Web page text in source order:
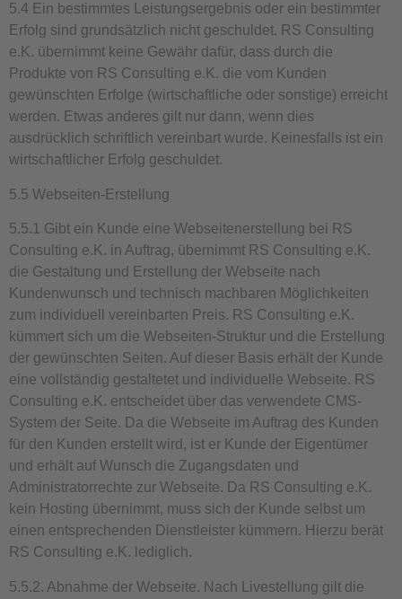
5.4 Ein bestimmtes Leistungsergebnis oder ein bestimmter
Erfolg sind grundsätzlich nicht geschuldet. RS Consulting
e.K. übernimmt keine Gewähr dafür, dass durch die
Produkte von RS Consulting e.K. die vom Kunden
gewünschten Erfolge (wirtschaftliche oder sonstige) erreicht
werden. Etwas anderes gilt nur dann, wenn dies
ausdrücklich schriftlich vereinbart wurde. Keinesfalls ist ein
wirtschaftlicher Erfolg geschuldet.
5.5 Webseiten-Erstellung
5.5.1 Gibt ein Kunde eine Webseitenerstellung bei RS
Consulting e.K. in Auftrag, übernimmt RS Consulting e.K.
die Gestaltung und Erstellung der Webseite nach
Kundenwunsch und technisch machbaren Möglichkeiten
zum individuell vereinbarten Preis. RS Consulting e.K.
kümmert sich um die Webseiten-Struktur und die Erstellung
der gewünschten Seiten. Auf dieser Basis erhält der Kunde
eine vollständig gestaltetet und individuelle Webseite. RS
Consulting e.K. entscheidet über das verwendete CMS-
System der Seite. Da die Webseite im Auftrag des Kunden
für den Kunden erstellt wird, ist er Kunde der Eigentümer
und erhält auf Wunsch die Zugangsdaten und
Administratorrechte zur Webseite. Da RS Consulting e.K.
kein Hosting übernimmt, muss sich der Kunde selbst um
einen entsprechenden Dienstleister kümmern. Hierzu berät
RS Consulting e.K. lediglich.
5.5.2. Abnahme der Webseite. Nach Livestellung gilt die